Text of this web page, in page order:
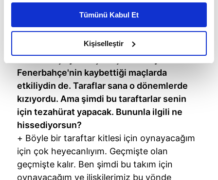
daha iyi reklam deneyimi yaşatabiliriz. Bunu yaparken
amacımızın size daha iyi bir reklam deneyimi sunmak
olduğunu ve sizlere en iyi içerikleri sunabilmek adına
elimizden gelen çabayı gösterdiğimizi ve bu noktada,
reklamların maliyetlerimizi karşılamak noktasında tek gelir
kalemimiz olduğunu sizlere hatırlatmak isteriz.
Her halükârda, kullanıcılar, bu çerezlere izin vermedikleri
takdirde, kullanıcılara hedefli reklamlar
gösterilmeyecektir."
Sizlere daha iyi bir hizmet sunabilmek için İnternet
Sitemizde kendimize ve üçüncü kişilere ait çerezler
kullanılmaktadır. Bu çerezler vasıtasıyla çeşitli kişisel
Tümünü Kabul Et
Kişiselleştir
NANDO DE COLO
Daha önce İstanbul'da veya başka bir yerde
Fenerbahçe'nin kaybettiği maçlarda
etkiliydin de. Taraflar sana o dönemlerde
kızıyordu. Ama şimdi bu taraftarlar senin
için tezahürat yapacak. Bununla ilgili ne
hissediyorsun?
+ Böyle bir taraftar kitlesi için oynayacağım
için çok heyecanlıyım. Geçmişte olan
geçmişte kalır. Ben şimdi bu takım için
oynayacağım ve ilişkilerimiz bu yönde